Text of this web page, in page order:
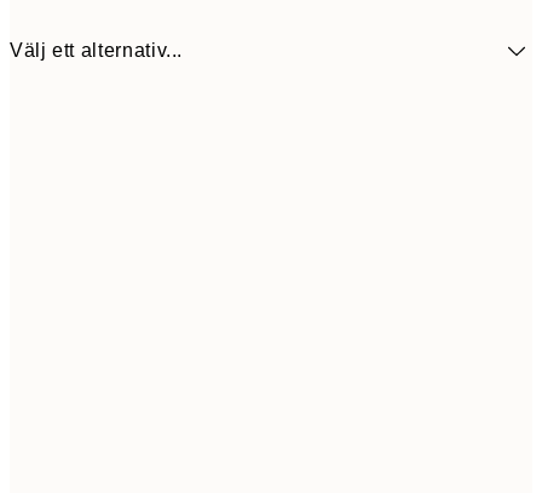
Välj ett alternativ...